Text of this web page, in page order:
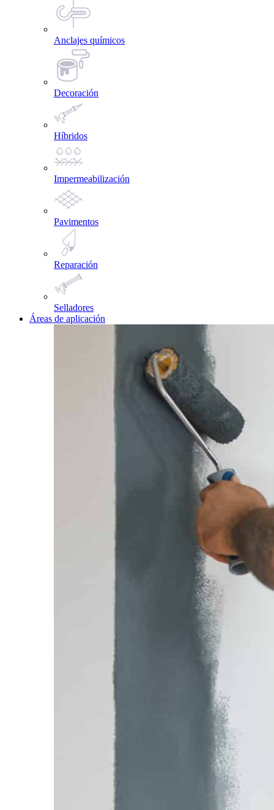
Anclajes químicos
Decoración
Híbridos
Impermeabilización
Pavimentos
Reparación
Selladores
Áreas de aplicación